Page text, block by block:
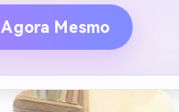
Mesmo